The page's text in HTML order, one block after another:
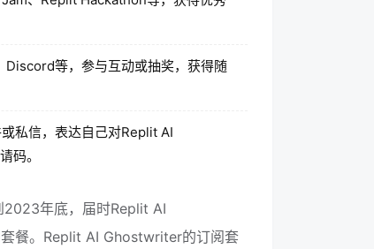
等，参与互动或抽奖，获得随
私信，表达自己对Replit AI
码。
年底，届时Replit AI
餐。Replit AI Ghostwriter的订阅套